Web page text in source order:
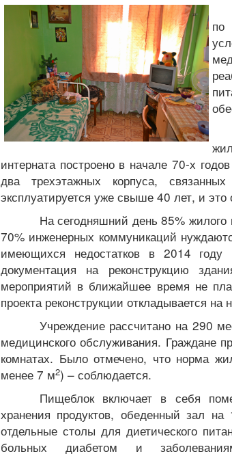
по
интерната построено в начале 70-х
два трехэтажных корпуса,
эксплуатируется уже свыше 40 лет, и это
На сегодняшний день 85%
70% инженерных коммуникаций
имеющихся недостатков в 2014 году
документация на реконструкцию
мероприятий в ближайшее время не
проекта реконструкции откладывается на
Учреждение рассчитано на 290
медицинского обслуживания. Граждане
комнатах. Было отмечено, что норма
менее 7 м2) – соблюдается.
Пищеблок включает в себя
хранения продуктов, обеденный зал
отдельные столы для диетического
больных диабетом и